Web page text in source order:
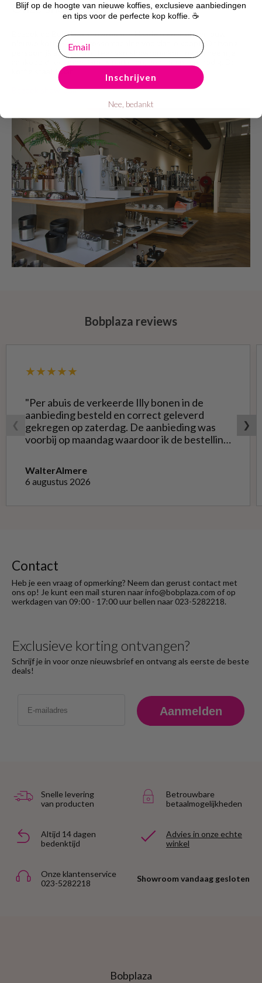
Onze showroom
Bezoek de Bobplaza showroom in Haarlem en probeer jouw
nieuwe koffie- of espressomachine voordat je koopt. Ontvang
persoonlijk advies, profiteer van showroomkorting en neem je
koffie staat klaar!
Bezoek showroom
Bobplaza reviews
❮
★★★★★
"Per abuis de verkeerde Illy bonen in de
aanbieding besteld en correct geleverd
gekregen op zaterdag. De aanbieding was
voorbij op maandag waardoor ik de bestelling
worden voor de goede; dat kon misschien in
Haarlem bij de winkel. Op meerdere mails
WalterAlmere
6 augustus 2026
❯
Contact
Heb je een vraag of opmerking? Neem dan gerust contact met
ons op! Je kunt een mail sturen naar info@bobplaza.com of op
werkdagen van 09:00 - 17:00 uur bellen naar 023-5282218.
Exclusieve korting ontvangen?
Schrijf je in voor onze nieuwsbrief en ontvang als eerste de beste
deals!
Aanmelden
Snelle levering
van producten
Betrouwbare
betaalmogelijkheden
Altijd 14 dagen
bedenktijd
Advies in onze echte
winkel
Onze klantenservice
023-5282218
Showroom vandaag gesloten
Bobplaza
Blijf op de hoogte van nieuwe koffies, exclusieve aanbiedingen
en tips voor de perfecte kop koffie. ☕
email
Inschrijven
Nee, bedankt